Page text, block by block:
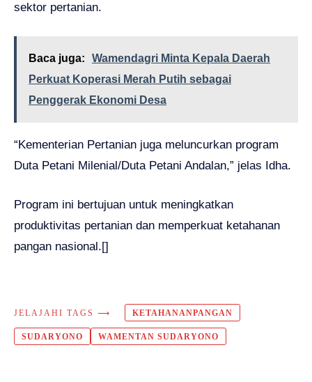
sektor pertanian.
Baca juga:
Wamendagri Minta Kepala Daerah
Perkuat Koperasi Merah Putih sebagai
Penggerak Ekonomi Desa
“Kementerian Pertanian juga meluncurkan program
Duta Petani Milenial/Duta Petani Andalan,” jelas Idha.
Program ini bertujuan untuk meningkatkan
produktivitas pertanian dan memperkuat ketahanan
pangan nasional.[]
JELAJAHI TAGS ⟶ KETAHANANPANGAN
SUDARYONO WAMENTAN SUDARYONO